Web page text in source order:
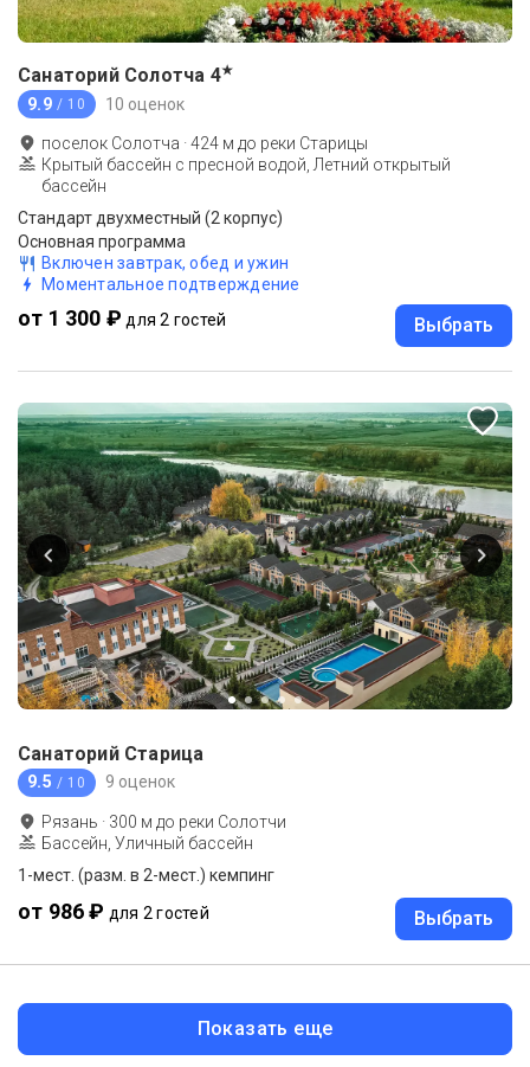
Санаторий Солотча 4★
9.9 / 10 10 оценок
поселок Солотча ·424 м до реки Старицы
Крытый бассейн с пресной водой, Летний открытый
бассейн
Стандарт двухместный (2 корпус)
Основная программа
Включен завтрак, обед и ужин
Моментальное подтверждение
от 1 300 ₽ для 2 гостей Выбрать
Санаторий Старица
9.5 / 10 9 оценок
Рязань · 300 м до реки Солотчи
Бассейн, Уличный бассейн
1-мест. (разм. в 2-мест.) кемпинг
от 986 ₽ для 2 гостей Выбрать
Показать еще